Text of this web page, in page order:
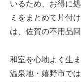
いるため、お得に
ミをまとめて片付
は、佐賀の不用品
和室を心地よく生
温泉地・嬉野市で